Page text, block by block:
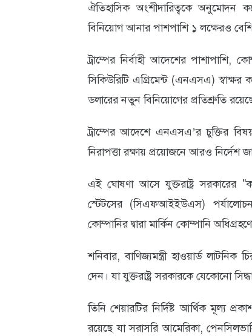
ঐতিহাসিক অংশীদারিত্বকে অনুমোদন
বিনিয়োগ আনার পাশপাশি ১ লক্ষেরও
ট্রাম্পের নির্বাহী আদেশের পাশাপাশি,
সিকিউরিটি এগ্রিমেন্ট (এনএসএ) স্বাক্ষর
ডলারের নতুন বিনিয়োগের প্রতিশ্রুতি
ট্রাম্পের আদেশে এনএসএ’র চুক্তির
নিরাপত্তা রক্ষায় প্রয়োজনে আরও নির্দেশ
এই ঘোষণা আসে যুক্তরাষ্ট্র সরকারের
স্টেটসের (সিএফআইইউএস)
কোম্পানির দ্বারা মার্কিন কোম্পানি
শনিবার, বাণিজ্যমন্ত্রী হাওয়ার্ড
দেন। যা যুক্তরাষ্ট্র সরকারকে যেকোনো
তিনি শেয়ারটির নির্দিষ্ট আর্থিক মূল্য
রয়েছে যা সরাসরি আমেরিকা,